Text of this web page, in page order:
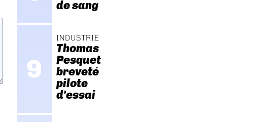
de sang
INDUSTRIE
Thomas
Pesquet
breveté
pilote
d'essai